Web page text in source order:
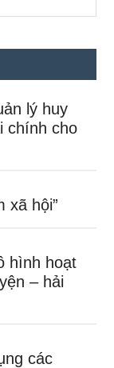
lý huy
chính cho
xã hội”
hình hoạt
– hải
các